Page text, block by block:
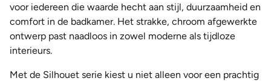
voor iedereen die waarde hecht aan stijl, duurzaamheid en
comfort in de badkamer. Het strakke, chroom afgewerkte
ontwerp past naadloos in zowel moderne als tijdloze
interieurs.
Met de Silhouet serie kiest u niet alleen voor een prachtig